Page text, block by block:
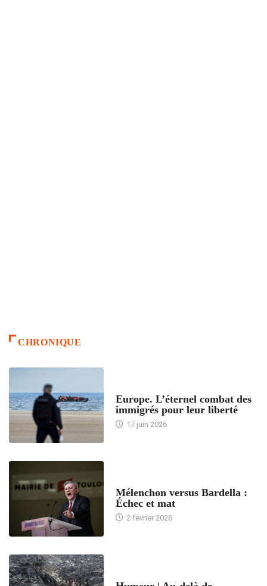
CHRONIQUE
Europe. L’éternel combat des
immigrés pour leur liberté
17 juin 2026
Mélenchon versus Bardella :
Échec et mat
2 février 2026